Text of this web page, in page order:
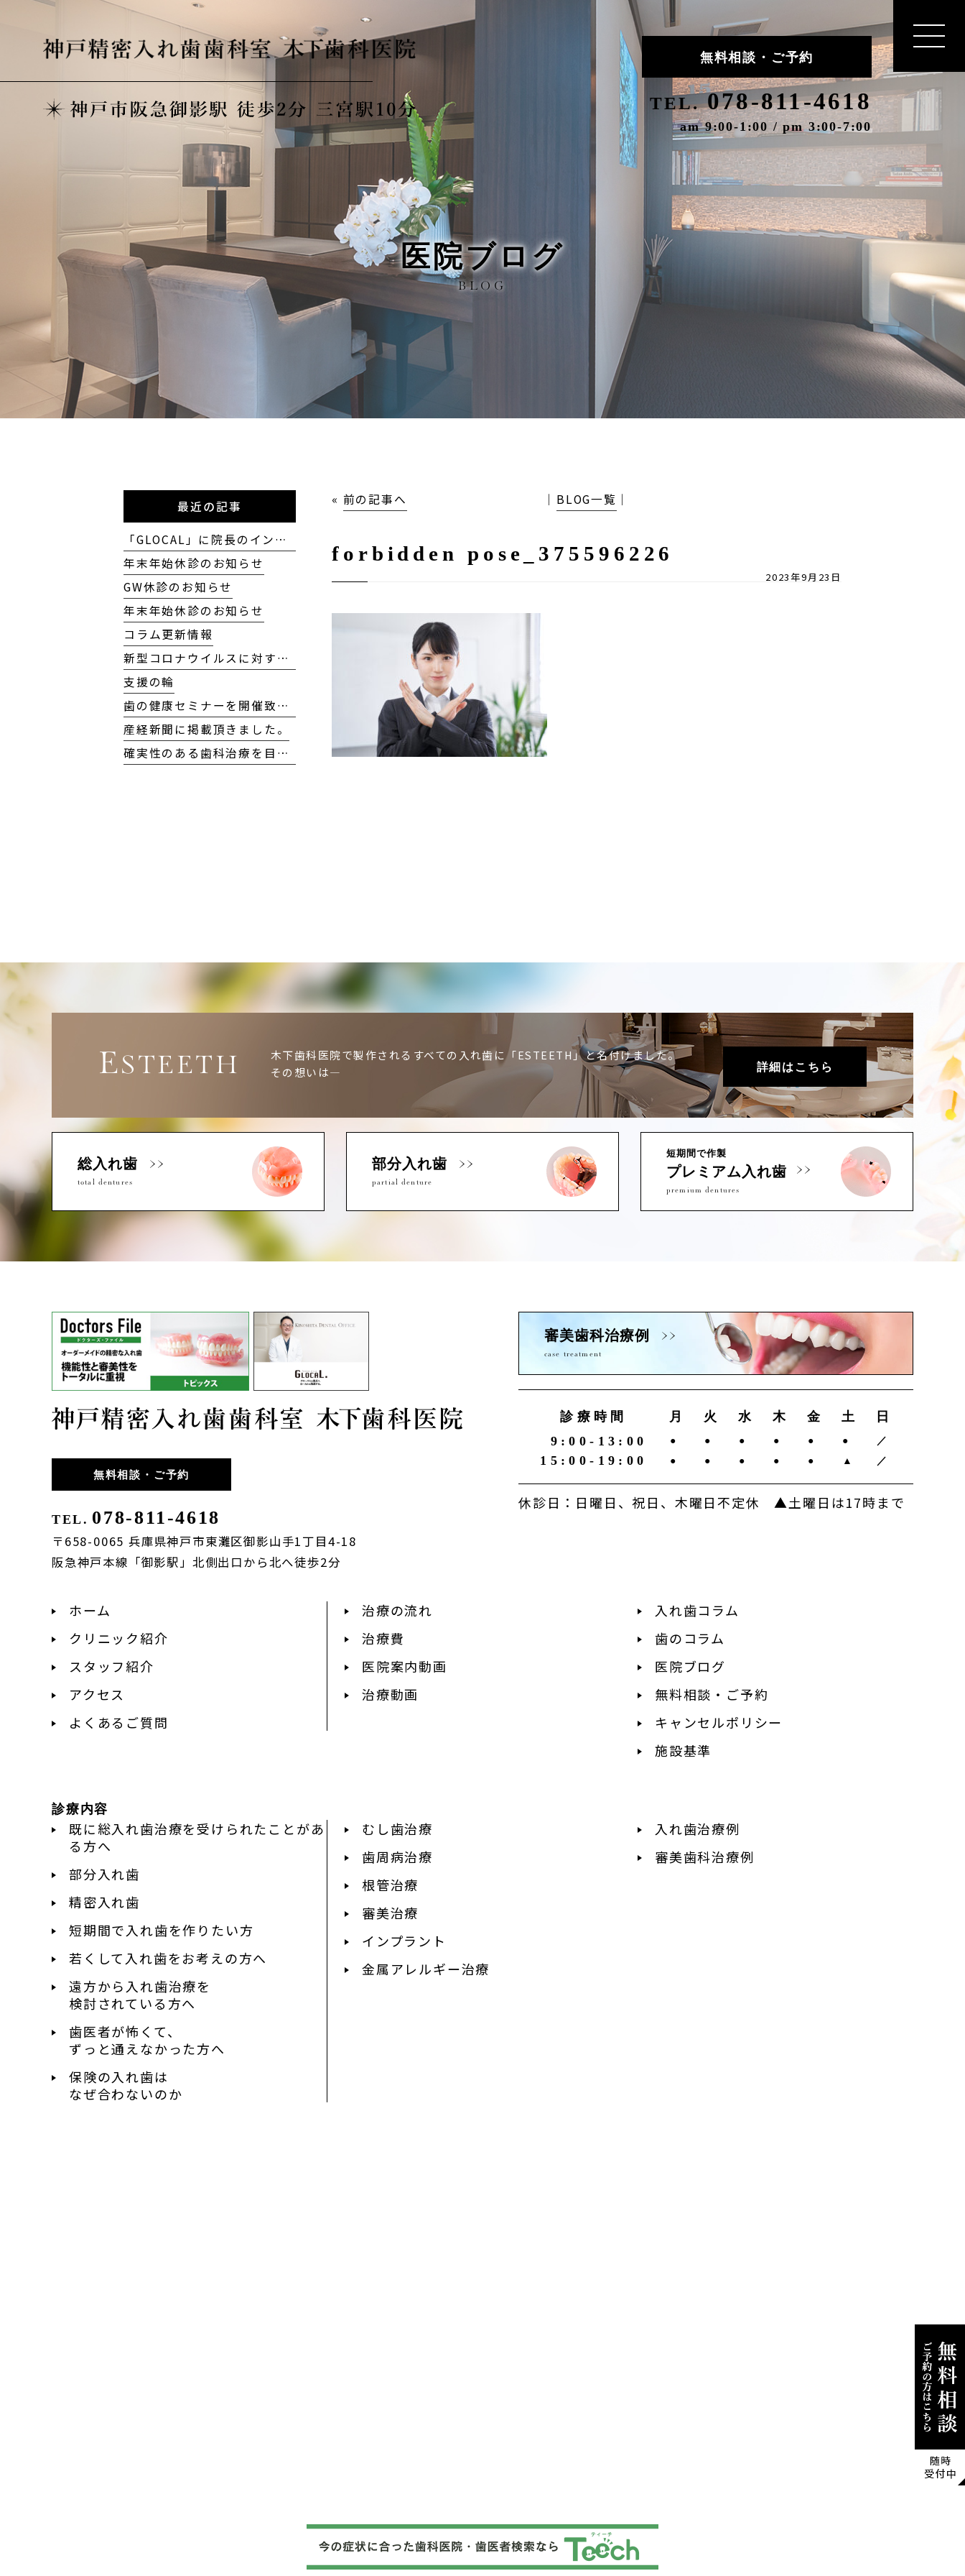
無料相談・ご予約
TEL. 078-811-4618
am 9:00-1:00 / pm 3:00-7:00
医院ブログ
BLOG
« 前の記事へ │ BLOG一覧 │
forbidden pose_375596226
2023年9月23日
最近の記事
「GLOCAL」に院長のインタビューが掲載されました
年末年始休診のお知らせ
GW休診のお知らせ
年末年始休診のお知らせ
コラム更新情報
新型コロナウイルスに対する当院の対応方針について
支援の輪
歯の健康セミナーを開催致しました！
産経新聞に掲載頂きました。
確実性のある歯科治療を目指して
ESTEETH
木下歯科医院で製作されるすべての入れ歯に「ESTEETH」と名付けました。
その想いは―
詳細はこちら
総入れ歯
total dentures
部分入れ歯
partial denture
短期間で作製
プレミアム入れ歯
premium dentures
無料相談・ご予約
TEL. 078-811-4618
〒658-0065 兵庫県神戸市東灘区御影山手1丁目4-18
阪急神戸本線「御影駅」北側出口から北へ徒歩2分
審美歯科治療例
case treatment
診療時間 月 火 水 木 金 土
日
9:00-13:00
● ● ● ● ● ● ／
15:00-19:00 ● ● ● ● ● ▲ ／
休診日：日曜日、祝日、木曜日不定休 ▲土曜日は17時まで
ホーム
クリニック紹介
スタッフ紹介
アクセス
よくあるご質問
治療の流れ
治療費
医院案内動画
治療動画
入れ歯コラム
歯のコラム
医院ブログ
無料相談・ご予約
キャンセルポリシー
施設基準
診療内容
既に総入れ歯治療を受けられたことがあ
る方へ
部分入れ歯
精密入れ歯
短期間で入れ歯を作りたい方
若くして入れ歯をお考えの方へ
遠方から入れ歯治療を
検討されている方へ
歯医者が怖くて、
ずっと通えなかった方へ
保険の入れ歯は
なぜ合わないのか
むし歯治療
歯周病治療
根管治療
審美治療
インプラント
金属アレルギー治療
入れ歯治療例
審美歯科治療例